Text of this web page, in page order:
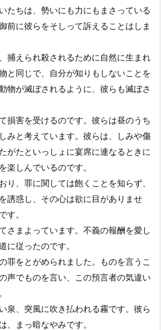
たちは、勢いにも力にもまさっている
前に彼らをそしって訴えることはしま
捕えられ殺されるために自然に生まれ
と同じで、自分が知りもしないことを
物が滅ぼされるように、彼らも滅ぼさ
損害を受けるのです。彼らは昼のうち
みと考えています。彼らは、しみや傷
がたといっしょに宴席に連なるときに
楽しんでいるのです。
り、罪に関しては飽くことを知らず、
誘惑し、その心は欲に目がありませ
す。
さまよっています。不義の報酬を愛し
に従ったのです。
罪をとがめられました。ものを言うこ
声でものを言い、この預言者の気違い
泉、突風に吹き払われる霧です。彼ら
、まっ暗なやみです。